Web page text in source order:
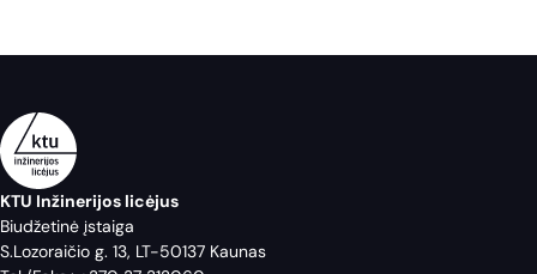
KTU Inžinerijos licėjus
Biudžetinė įstaiga
S.Lozoraičio g. 13, LT-50137 Kaunas